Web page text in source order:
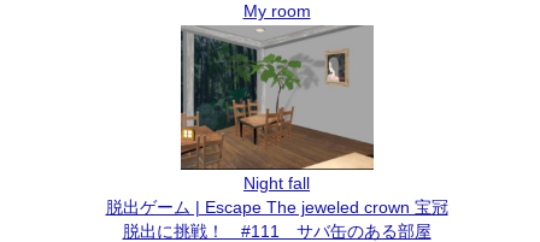
My room
Night fall
脱出ゲーム | Escape The jeweled crown 宝冠
脱出に挑戦！ #111 サバ缶のある部屋